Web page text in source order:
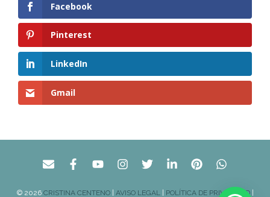
Facebook
Pinterest
LinkedIn
Gmail
© 2026 CRISTINA CENTENO| AVISO LEGAL| POLÍTICA DE PRIVACIDAD|